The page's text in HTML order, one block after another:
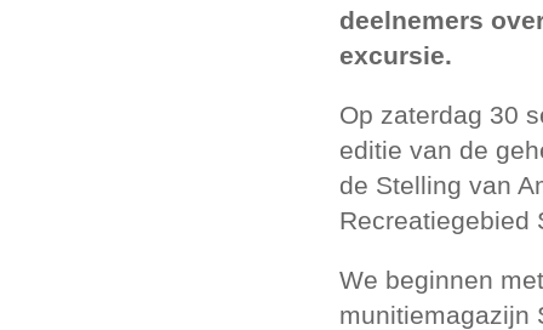
deelnemers
excursie.
Op zaterdag 30
editie van de
de Stelling van
Recreatiegebied
We beginnen
munitiemagazijn